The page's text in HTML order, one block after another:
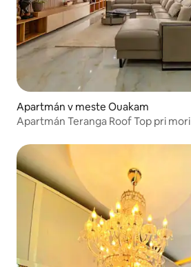
Apartmán v meste Ouakam
Apartmán Teranga Roof Top pri mori